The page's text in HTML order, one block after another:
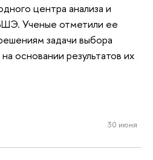
центра анализа и
Ученые отметили ее
задачи выбора
основании результатов их
30 июня